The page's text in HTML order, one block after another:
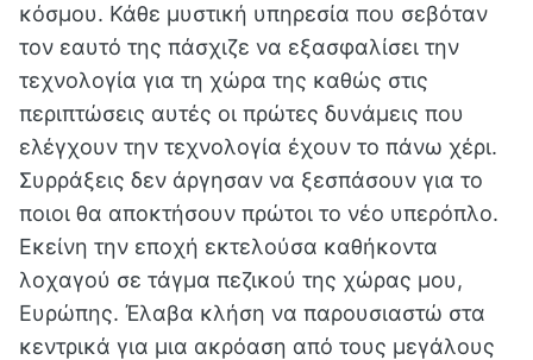
κόσμου. Κάθε μυστική υπηρεσία που σεβόταν
τον εαυτό της πάσχιζε να εξασφαλίσει την
τεχνολογία για τη χώρα της καθώς στις
περιπτώσεις αυτές οι πρώτες δυνάμεις που
ελέγχουν την τεχνολογία έχουν το πάνω χέρι.
Συρράξεις δεν άργησαν να ξεσπάσουν για το
ποιοι θα αποκτήσουν πρώτοι το νέο υπερόπλο.
Εκείνη την εποχή εκτελούσα καθήκοντα
λοχαγού σε τάγμα πεζικού της χώρας μου,
Ευρώπης. Έλαβα κλήση να παρουσιαστώ στα
κεντρικά για μια ακρόαση από τους μεγάλους